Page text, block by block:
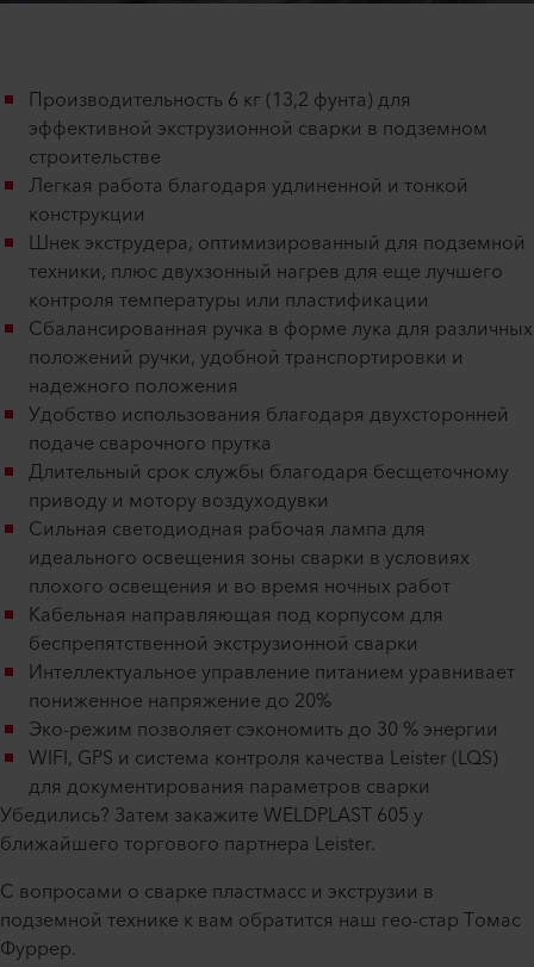
Производительность 6 кг (13,2 фунта) для
эффективной экструзионной сварки в подземном
строительстве
Легкая работа благодаря удлиненной и тонкой
конструкции
Шнек экструдера, оптимизированный для подземной
техники, плюс двухзонный нагрев для еще лучшего
контроля температуры или пластификации
Сбалансированная ручка в форме лука для различных
положений ручки, удобной транспортировки и
надежного положения
Удобство использования благодаря двухсторонней
подаче сварочного прутка
Длительный срок службы благодаря бесщеточному
приводу и мотору воздуходувки
Сильная светодиодная рабочая лампа для
идеального освещения зоны сварки в условиях
плохого освещения и во время ночных работ
Кабельная направляющая под корпусом для
беспрепятственной экструзионной сварки
Интеллектуальное управление питанием уравнивает
пониженное напряжение до 20%
Эко-режим позволяет сэкономить до 30 % энергии
WIFI, GPS и система контроля качества Leister (LQS)
для документирования параметров сварки
Убедились? Затем закажите WELDPLAST 605 у
ближайшего торгового партнера Leister.
С вопросами о сварке пластмасс и экструзии в
подземной технике к вам обратится наш гео-стар Томас
Фуррер.